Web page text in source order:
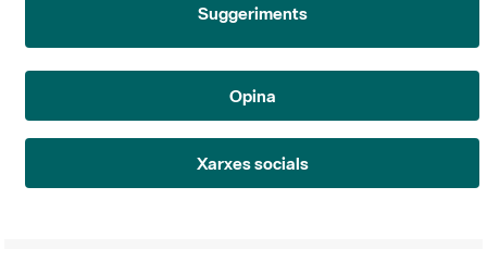
Suggeriments
Opina
Xarxes socials